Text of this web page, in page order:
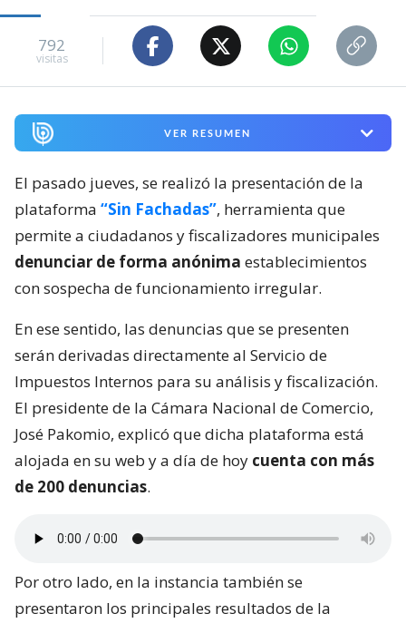
792
visitas
VER RESUMEN
El pasado jueves, se realizó la presentación de la
plataforma “Sin Fachadas”, herramienta que
permite a ciudadanos y fiscalizadores municipales
denunciar de forma anónima establecimientos
con sospecha de funcionamiento irregular.
En ese sentido, las denuncias que se presenten
serán derivadas directamente al Servicio de
Impuestos Internos para su análisis y fiscalización.
El presidente de la Cámara Nacional de Comercio,
José Pakomio, explicó que dicha plataforma está
alojada en su web y a día de hoy cuenta con más
de 200 denuncias.
Por otro lado, en la instancia también se
presentaron los principales resultados de la